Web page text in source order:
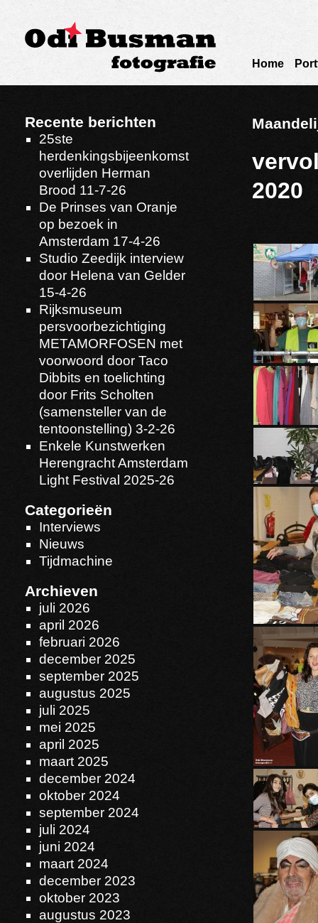
Home
2020
Recente berichten
25ste
herdenkingsbijeenkomst
overlijden Herman
Brood 11-7-26
De Prinses van Oranje
op bezoek in
Amsterdam 17-4-26
Studio Zeedijk interview
door Helena van Gelder
15-4-26
Rijksmuseum
persvoorbezichtiging
METAMORFOSEN met
voorwoord door Taco
Dibbits en toelichting
door Frits Scholten
(samensteller van de
tentoonstelling) 3-2-26
Enkele Kunstwerken
Herengracht Amsterdam
Light Festival 2025-26
Categorieën
Interviews
Nieuws
Tijdmachine
Archieven
juli 2026
april 2026
februari 2026
december 2025
september 2025
augustus 2025
juli 2025
mei 2025
april 2025
maart 2025
december 2024
oktober 2024
september 2024
juli 2024
juni 2024
maart 2024
december 2023
oktober 2023
augustus 2023